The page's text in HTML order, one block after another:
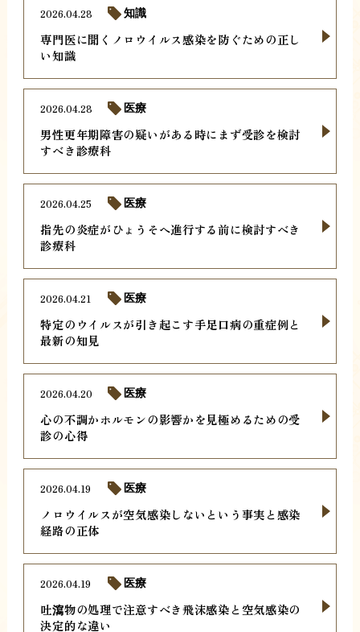
専門医に聞くノロウイルス感染を防ぐための正し
い知識
2026.04.28 知識
男性更年期障害の疑いがある時にまず受診を検討
すべき診療科
2026.04.28 医療
指先の炎症がひょうそへ進行する前に検討すべき
診療科
2026.04.25 医療
特定のウイルスが引き起こす手足口病の重症例と
最新の知見
2026.04.21 医療
心の不調かホルモンの影響かを見極めるための受
診の心得
2026.04.20 医療
ノロウイルスが空気感染しないという事実と感染
経路の正体
2026.04.19 医療
吐瀉物の処理で注意すべき飛沫感染と空気感染の
決定的な違い
2026.04.19 医療